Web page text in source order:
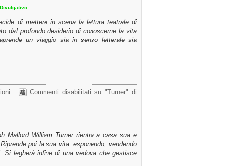
Divulgativo
di mettere in scena la lettura teatrale di
dal profondo desiderio di conoscerne la vita
un viaggio sia in senso letterale sia
Commenti disabilitati su "Turner" di
Mallord William Turner rientra a casa sua e
poi la sua vita: esponendo, vendendo
Si legherà infine di una vedova che gestisce